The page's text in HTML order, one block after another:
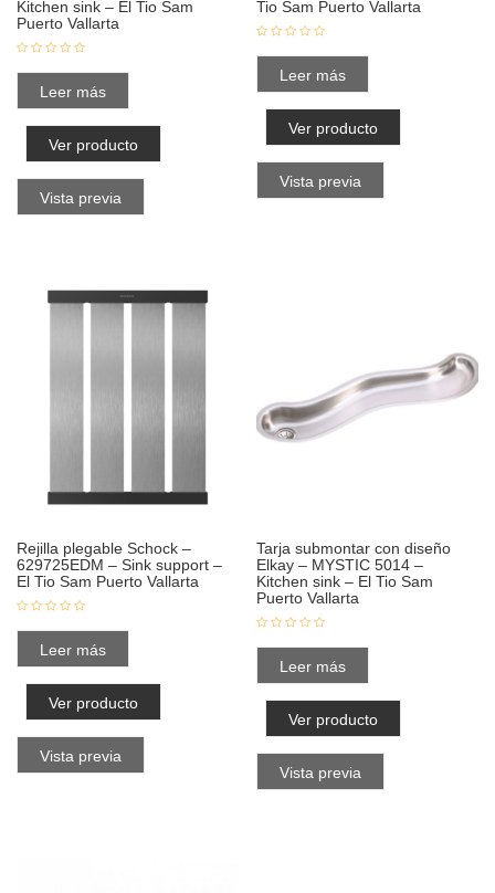
Kitchen sink – El Tio Sam
Puerto Vallarta
Leer más
Ver producto
Vista previa
Tio Sam Puerto Vallarta
Leer más
Ver producto
Vista previa
Rejilla plegable Schock –
629725EDM – Sink support –
El Tio Sam Puerto Vallarta
Leer más
Ver producto
Vista previa
Tarja submontar con diseño
Elkay – MYSTIC 5014 –
Kitchen sink – El Tio Sam
Puerto Vallarta
Leer más
Ver producto
Vista previa